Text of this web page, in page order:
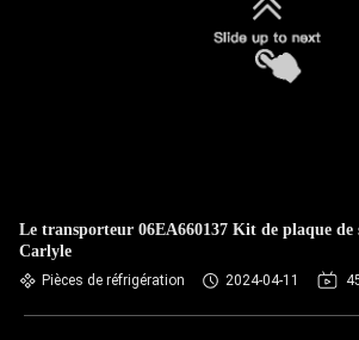
Le transporteur 06EA660137 Kit de plaque de
Carlyle
Pièces de réfrigération 2024-04-11